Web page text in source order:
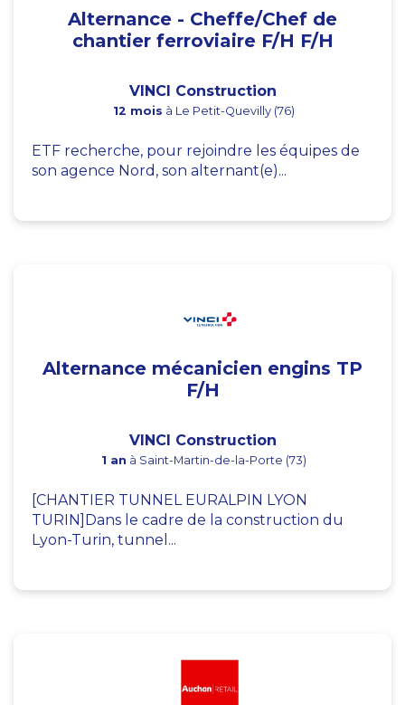
Alternance - Cheffe/Chef de
chantier ferroviaire F/H F/H
VINCI Construction
12 mois à Le Petit-Quevilly (76)
ETF recherche, pour rejoindre les équipes de
son agence Nord, son alternant(e)...
Alternance mécanicien engins TP
F/H
VINCI Construction
1 an à Saint-Martin-de-la-Porte (73)
[CHANTIER TUNNEL EURALPIN LYON
TURIN]Dans le cadre de la construction du
Lyon-Turin, tunnel...